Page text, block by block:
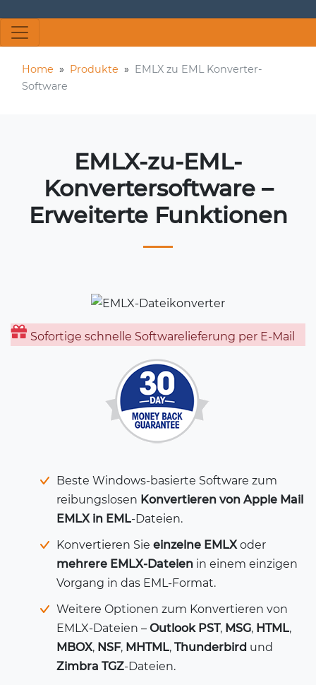
Home » Produkte » EMLX zu EML Konverter-
Software
EMLX-zu-EML-
Konvertersoftware –
Erweiterte Funktionen
Sofortige schnelle Softwarelieferung per E-Mail
Beste Windows-basierte Software zum
reibungslosen Konvertieren von Apple Mail
EMLX in EML-Dateien.
Konvertieren Sie einzelne EMLXoder
mehrere EMLX-Dateien in einem einzigen
Vorgang in das EML-Format.
Weitere Optionen zum Konvertieren von
EMLX-Dateien – Outlook PST, MSG, HTML,
MBOX, NSF, MHTML, Thunderbird und
Zimbra TGZ-Dateien.